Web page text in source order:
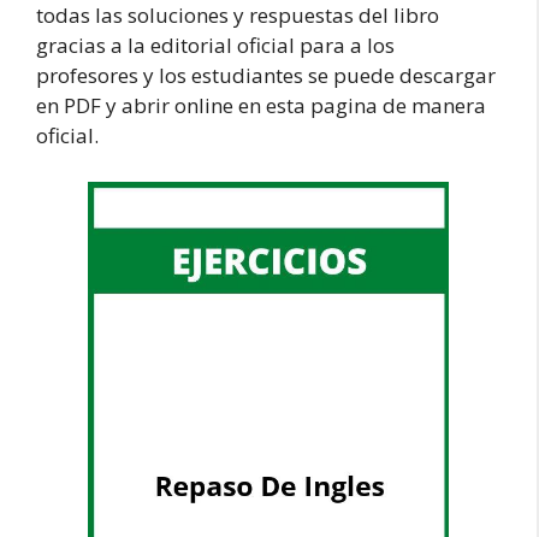
todas las soluciones y respuestas del libro
gracias a la editorial oficial para a los
profesores y los estudiantes se puede descargar
en PDF y abrir online en esta pagina de manera
oficial.